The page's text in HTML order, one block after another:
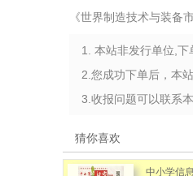
《世界制造技术与装备
1. 本站非发行单位,
2.您成功下单后，本
3.收报问题可以联系
猜你喜欢
中小学信息